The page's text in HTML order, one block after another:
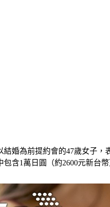
婚為前提約會的47歲女子
含1萬日圓（約2600元新台